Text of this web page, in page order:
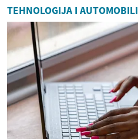
TEHNOLOGIJA I AUTOMOBILI